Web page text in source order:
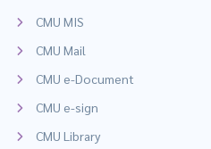
CMU MIS
CMU Mail
CMU e-Document
CMU e-sign
CMU Library